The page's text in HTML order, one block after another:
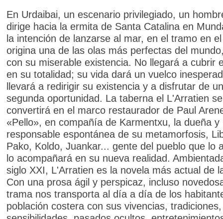
En Urdaibai, un escenario privilegiado, un
dirige hacia la ermita de Santa Catalina en
la intención de lanzarse al mar, en el tramo en
origina una de las olas más perfectas del
con su miserable existencia. No llegará a cubrir
en su totalidad; su vida dará un vuelco
llevará a redirigir su existencia y a disfrutar de
segunda oportunidad. La taberna el L'Arratien se
convertirá en el marco restaurador de Paul
«Pello», en compañía de Karmentxu, la dueña y
responsable espontánea de su metamorfosis,
Pako, Koldo, Juankar... gente del pueblo que lo
lo acompañará en su nueva realidad.
siglo XXI, L'Arratien es la novela más actual de
Con una prosa ágil y perspicaz, incluso
trama nos transporta al día a día de los
población costera con sus vivencias, tradiciones,